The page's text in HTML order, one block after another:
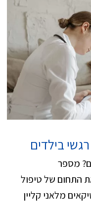
בילדים
מספר
התחום של טיפול
מלאני קליין